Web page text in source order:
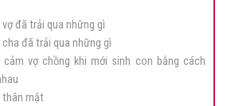
đã trải qua những gì
đã trải qua những gì
vợ chồng khi mới sinh con bằng cách
thân mật